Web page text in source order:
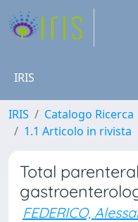
IRIS
IRIS Catalogo Ricerca
1.1 Articolo in rivista
Total
FEDERICO,